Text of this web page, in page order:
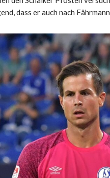
dass er auch nach